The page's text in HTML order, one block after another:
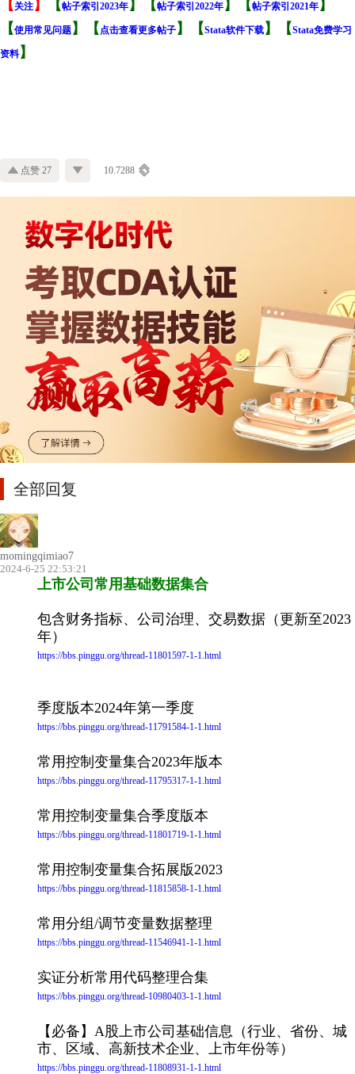
【 关注 】 【帖子索引2023年 】【帖子索引2022年 】【帖子索引2021年 】
【使用常见问题 】 【 点击查看更多帖子 】【Stata软件下载 】【Stata免费学习
资料 】
点赞 27 10.7288
全部回复
momingqimiao7
2024-6-25 22:53:21
上市公司常用基础数据集合
包含财务指标、公司治理、交易数据（更新至2023
年）
https://bbs.pinggu.org/thread-11801597-1-1.html
季度版本2024年第一季度
https://bbs.pinggu.org/thread-11791584-1-1.html
常用控制变量集合2023年版本
https://bbs.pinggu.org/thread-11795317-1-1.html
常用控制变量集合季度版本
https://bbs.pinggu.org/thread-11801719-1-1.html
常用控制变量集合拓展版2023
https://bbs.pinggu.org/thread-11815858-1-1.html
常用分组/调节变量数据整理
https://bbs.pinggu.org/thread-11546941-1-1.html
实证分析常用代码整理合集
https://bbs.pinggu.org/thread-10980403-1-1.html
【必备】A股上市公司基础信息（行业、省份、城
市、区域、高新技术企业、上市年份等）
https://bbs.pinggu.org/thread-11808931-1-1.html